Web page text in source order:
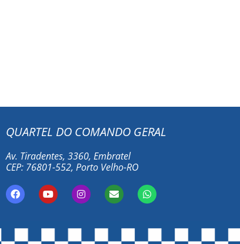
QUARTEL DO COMANDO GERAL
Av. Tiradentes, 3360, Embratel
CEP: 76801-552, Porto Velho-RO
F
a
c
b
Y
o
u
u
I
n
s
a
E
n
v
W
h
a
s